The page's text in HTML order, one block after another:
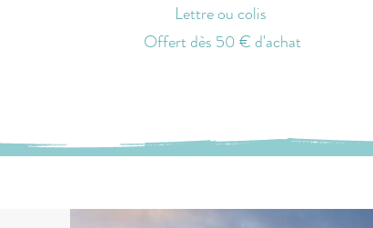
Lettre ou colis
Offert dès 50 € d'achat